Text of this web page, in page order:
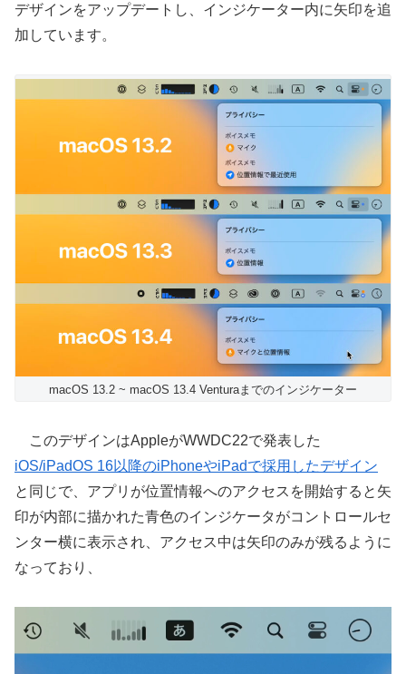
デザインをアップデートし、インジケーター内に矢印を追
加しています。
macOS 13.2 ~ macOS 13.4 Venturaまでのインジケーター
このデザインはAppleがWWDC22で発表した
iOS/iPadOS 16以降のiPhoneやiPadで採用したデザイン
と同じで、アプリが位置情報へのアクセスを開始すると矢
印が内部に描かれた青色のインジケータがコントロールセ
ンター横に表示され、アクセス中は矢印のみが残るように
なっており、